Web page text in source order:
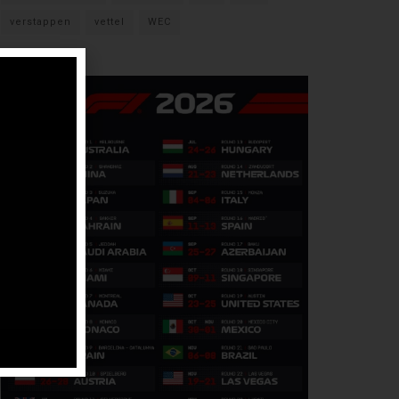
verstappen vettel WEC